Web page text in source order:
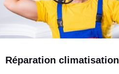
Réparation climatisation